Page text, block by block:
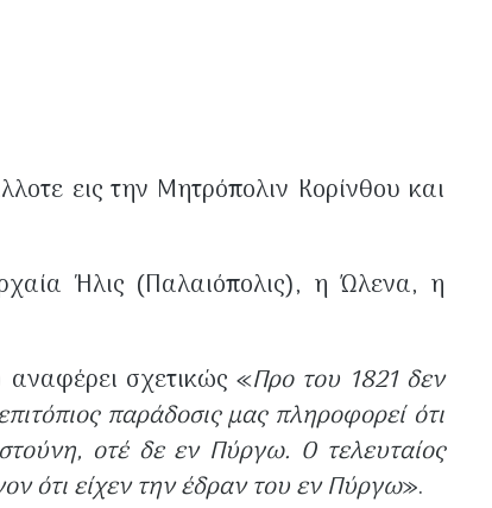
εις την Μητρόπολιν Κορίνθου και
Ήλις (Παλαιόπολις), η Ώλενα, η
αναφέρει σχετικώς «Προ του 1821 δεν
παράδοσις μας πληροφορεί ότι
οτέ δε εν Πύργω. Ο τελευταίος
ότι είχεν την έδραν του εν Πύργω».